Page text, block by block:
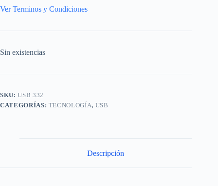
Ver Terminos y Condiciones
Sin existencias
SKU:USB 332
CATEGORÍAS: TECNOLOGÍA, USB
Descripción